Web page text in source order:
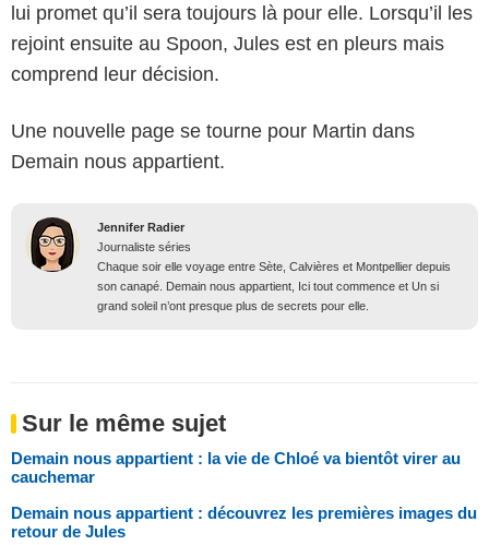
lui promet qu’il sera toujours là pour elle. Lorsqu’il les
rejoint ensuite au Spoon, Jules est en pleurs mais
comprend leur décision.
Une nouvelle page se tourne pour Martin dans
Demain nous appartient.
Jennifer Radier
Journaliste séries
Chaque soir elle voyage entre Sète, Calvières et Montpellier depuis
son canapé. Demain nous appartient, Ici tout commence et Un si
grand soleil n’ont presque plus de secrets pour elle.
Sur le même sujet
Demain nous appartient : la vie de Chloé va bientôt virer au
cauchemar
Demain nous appartient : découvrez les premières images du
retour de Jules